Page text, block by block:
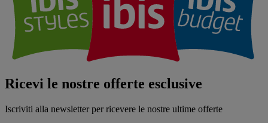
Ricevi le nostre offerte esclusive
Iscriviti alla newsletter per ricevere le nostre ultime offerte